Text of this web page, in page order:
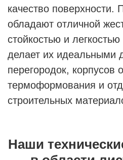
качество
обладают отличной
стойкостью и
делает их
перегородок, корпусов
термоформования и
строительных
Наши